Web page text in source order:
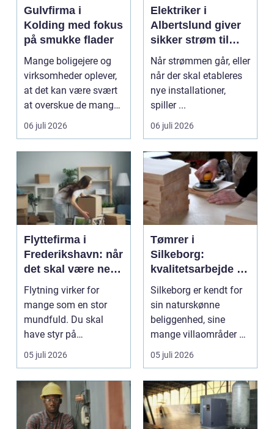
Gulvfirma i
Kolding med fokus
på smukke flader
Mange boligejere og
virksomheder oplever,
at det kan være svært
at overskue de mange
gul...
06 juli 2026
Elektriker i
Albertslund giver
sikker strøm til
danske boliger
Når strømmen går, eller
når der skal etableres
nye installationer,
spiller ...
06 juli 2026
Flyttefirma i
Frederikshavn: når
det skal være nemt
at komme videre
Flytning virker for
mange som en stor
mundfuld. Du skal
have styr på
nedpakning, tunge
l&oslas...
05 juli 2026
Tømrer i
Silkeborg:
kvalitetsarbejde til
overkommelige
priser
Silkeborg er kendt for
sin naturskønne
beliggenhed, sine
mange villaområder og
en bland...
05 juli 2026